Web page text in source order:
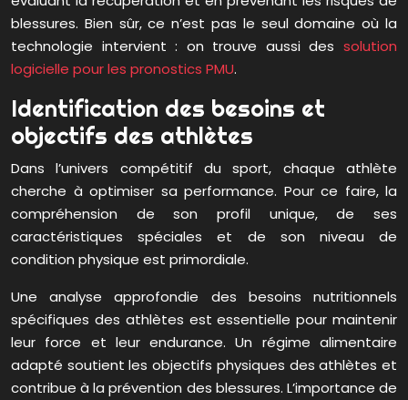
blessures. Bien sûr, ce n’est pas le seul domaine où la
technologie intervient : on trouve aussi des solution
logicielle pour les pronostics PMU.
Identification des besoins et
objectifs des athlètes
Dans l’univers compétitif du sport, chaque athlète
cherche à optimiser sa performance. Pour ce faire, la
compréhension de son profil unique, de ses
caractéristiques spéciales et de son niveau de
condition physique est primordiale.
Une analyse approfondie des besoins nutritionnels
spécifiques des athlètes est essentielle pour maintenir
leur force et leur endurance. Un régime alimentaire
adapté soutient les objectifs physiques des athlètes et
contribue à la prévention des blessures. L’importance de